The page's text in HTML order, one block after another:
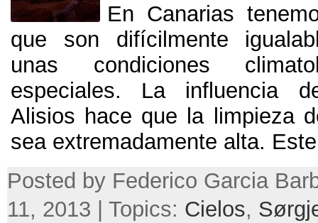
En Canarias
que son difícilmente
unas condiciones
especiales. La influencia
Alisios hace que la limpieza
sea extremadamente alta. Este
Posted by Federico Garcia
11, 2013 | Topics: Cielos,